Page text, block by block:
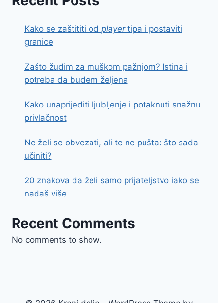
Kako se zaštititi od playertipa i postaviti
granice
Zašto žudim za muškom pažnjom? Istina i
potreba da budem željena
Kako unaprijediti ljubljenje i potaknuti snažnu
privlačnost
Ne želi se obvezati, ali te ne pušta: što sada
učiniti?
20 znakova da želi samo prijateljstvo iako se
nadaš više
Recent Comments
No comments to show.